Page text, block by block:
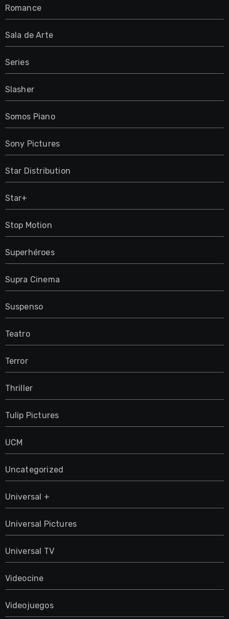
Romance
Sala de Arte
Series
Slasher
Somos Piano
Sony Pictures
Star Distribution
Star+
Stop Motion
Superhéroes
Supra Cinema
Suspenso
Teatro
Terror
Thriller
Tulip Pictures
UCM
Uncategorized
Universal +
Universal Pictures
Universal TV
Videocine
Videojuegos